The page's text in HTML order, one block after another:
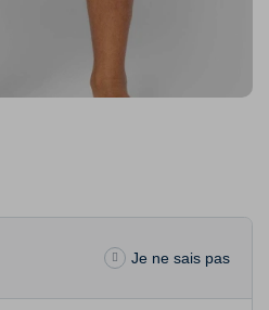
Je ne sais pas